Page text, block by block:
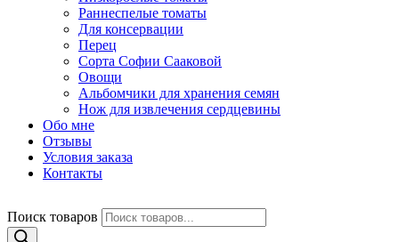
Раннеспелые томаты
Для консервации
Перец
Сорта Софии Сааковой
Овощи
Альбомчики для хранения семян
Нож для извлечения сердцевины
Обо мне
Отзывы
Условия заказа
Контакты
Поиск товаров